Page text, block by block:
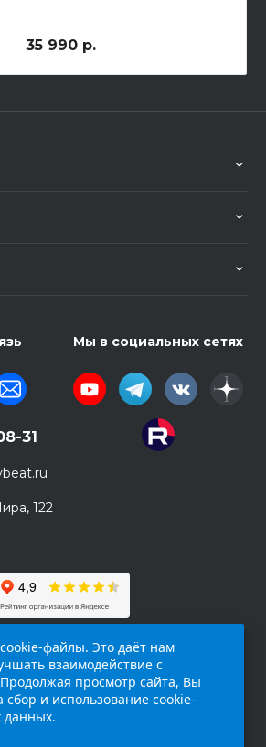
35 990 р.
31
122
Мы в социальных сетях
файлы. Это даёт нам
взаимодействие с
просмотр сайта, Вы
сбор и использование cookie-
данных.